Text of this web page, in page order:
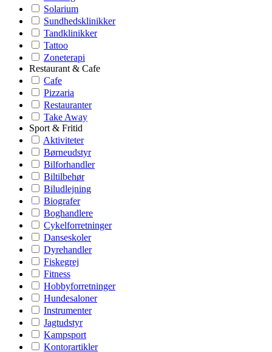
Solarium
Sundhedsklinikker
Tandklinikker
Tattoo
Zoneterapi
Restaurant & Cafe
Cafe
Pizzaria
Restauranter
Take Away
Sport & Fritid
Aktiviteter
Børneudstyr
Bilforhandler
Biltilbehør
Biludlejning
Biografer
Boghandlere
Cykelforretninger
Danseskoler
Dyrehandler
Fiskegrej
Fitness
Hobbyforretninger
Hundesaloner
Instrumenter
Jagtudstyr
Kampsport
Kontorartikler